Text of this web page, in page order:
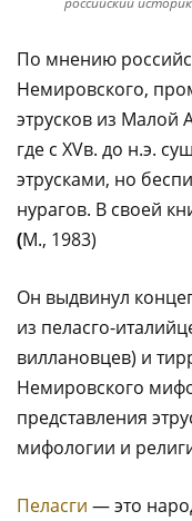
По мнению
Немировского,
этрусков из Малой
где с XVв. до н.э.
этрусками, но
нурагов. В своей
(М., 1983)
Он выдвинул
из пеласго-
виллановцев) и
Немировского
представления
мифологии и
Пеласги — это